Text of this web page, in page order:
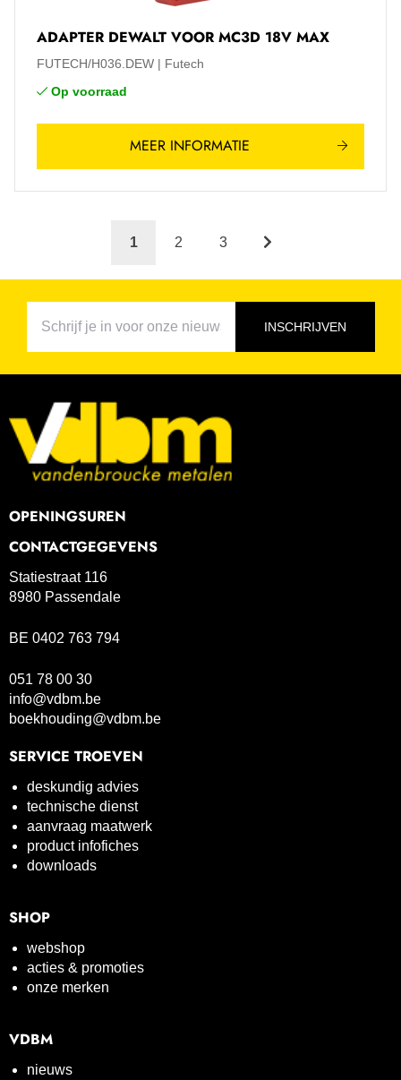
ADAPTER DEWALT VOOR MC3D 18V MAX
FUTECH/H036.DEW
Futech
Op voorraad
MEER INFORMATIE
1 2 3
INSCHRIJVEN
OPENINGSUREN
CONTACTGEGEVENS
Statiestraat 116
8980 Passendale
BE 0402 763 794
051 78 00 30
info@vdbm.be
boekhouding@vdbm.be
SERVICE TROEVEN
deskundig advies
technische dienst
aanvraag maatwerk
product infofiches
downloads
SHOP
webshop
acties & promoties
onze merken
VDBM
nieuws